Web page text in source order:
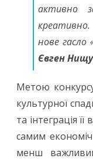
активно
нове гасло
Євген
Метою
культурної
та інтеграція
самим
менш